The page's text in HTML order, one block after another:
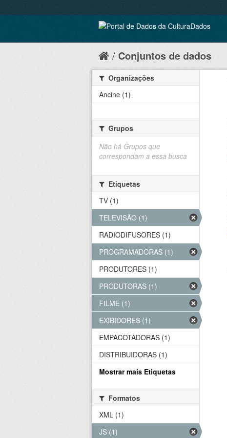
Conjuntos de dados
Organizações
Ancine (1)
Grupos
Não há Grupos que
correspondam a essa busca
Etiquetas
TV (1)
TELEVISÃO (1)
RADIODIFUSORES (1)
PROGRAMADORAS (1)
PRODUTORES (1)
PRODUTORAS (1)
FILME (1)
EXIBIDORES (1)
EMPACOTADORAS (1)
DISTRIBUIDORAS (1)
Mostrar mais Etiquetas
Formatos
XML (1)
JS (1)